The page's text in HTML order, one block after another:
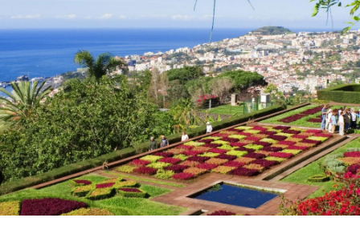
poplatok, január - december, po - so, denne 08:00 -
10:30 a 19:00 - 22:30, s terasou, dostatočné
oblečenie
Reštaurácia "BLUE LAGOON": Kuchyňa:
medzinárodná, regionálna, ryba/morské plody,
grilované jedlá, bezlepková strava: vyžiadanie a
rezervácia nutná, bez laktózy: vyžiadanie a
rezervácia nutná, ľahké jedlá, Poplatok, január -
december, denne od 10:30 do 18:00 pri bazéne
Bary a ďalšie: 2